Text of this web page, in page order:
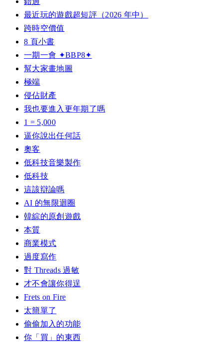
最近玩的遊戲超短評（2026 年中）
跨時空價值
8 頁小書
一期一會 ✦BBP8✦
幫大家畫地圖
極端
侵佔財產
我也要進入更年期了嗎
1 = 5,000
逼你說出任何話
奧客
低科技音樂製作
低科技
這該辯論嗎
AI 的無限迴圈
韓綜的原創遊戲
本質
商業模式
過度寫作
對 Threads 過敏
才不會讓你得逞
Frets on Fire
太簡單了
偷偷加入的功能
你「買」的東西